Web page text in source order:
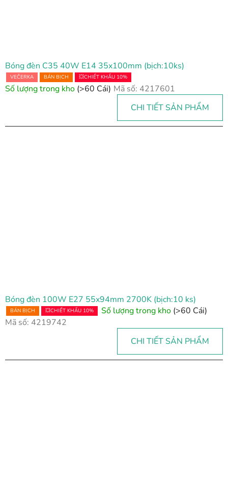
Bóng đèn C35 40W E14 35x100mm (bịch:10ks)
VEČERKA BÁN BỊCH 💥CHIẾT KHẤU 10%
Số lượng trong kho (>60 Cái) Mã số: 4217601
CHI TIẾT SẢN PHẨM
Bóng đèn 100W E27 55x94mm 2700K (bịch:10 ks)
BÁN BỊCH 💥CHIẾT KHẤU 10% Số lượng trong kho (>60 Cái)
Mã số: 4219742
CHI TIẾT SẢN PHẨM